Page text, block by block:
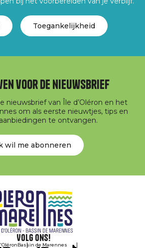
Toegankelijkheid
voor de nieuwsbrief
nieuwsbrief van Île d’Oléron en het
om als eerste nieuwtjes, tips en
te ontvangen.
wil me abonneren
Volg ons!
Bassin de Marennes